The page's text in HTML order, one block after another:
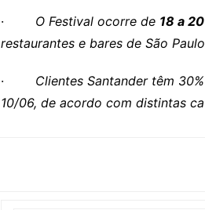
· O Festival ocorre de 18 a
restaurantes e bares de São
· Clientes Santander têm
10/06, de acordo com distintas